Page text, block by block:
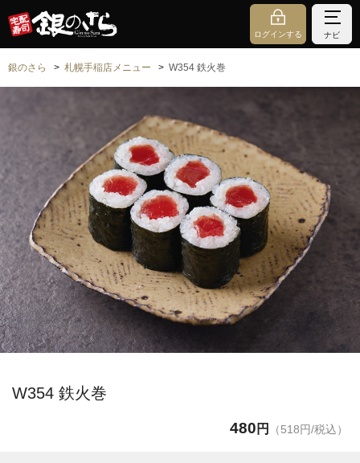
ログインする ナビ
銀のさら 札幌手稲店メニュー W354 鉄火巻
W354 鉄火巻
480 円 （518円/税込）